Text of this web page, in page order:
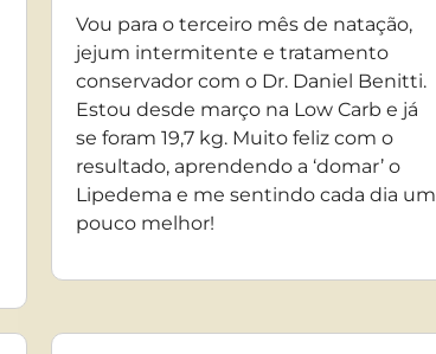
Vou para o terceiro mês de natação,
jejum intermitente e tratamento
conservador com o Dr. Daniel Benitti.
Estou desde março na Low Carb e já
se foram 19,7 kg. Muito feliz com o
resultado, aprendendo a ‘domar’ o
Lipedema e me sentindo cada dia um
pouco melhor!